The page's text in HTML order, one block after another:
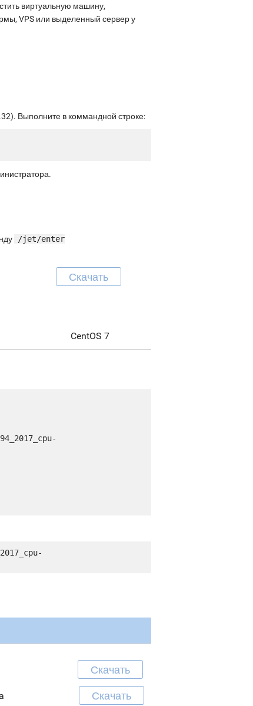
виртуальную машину,
VPS или выделенный сервер у
Выполните в коммандной строке:
/jet/enter
Скачать
CentOS 7
Скачать
Скачать